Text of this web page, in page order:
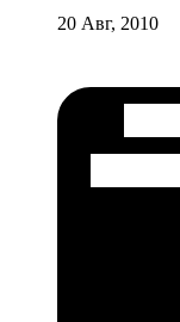
20 Авг, 2010